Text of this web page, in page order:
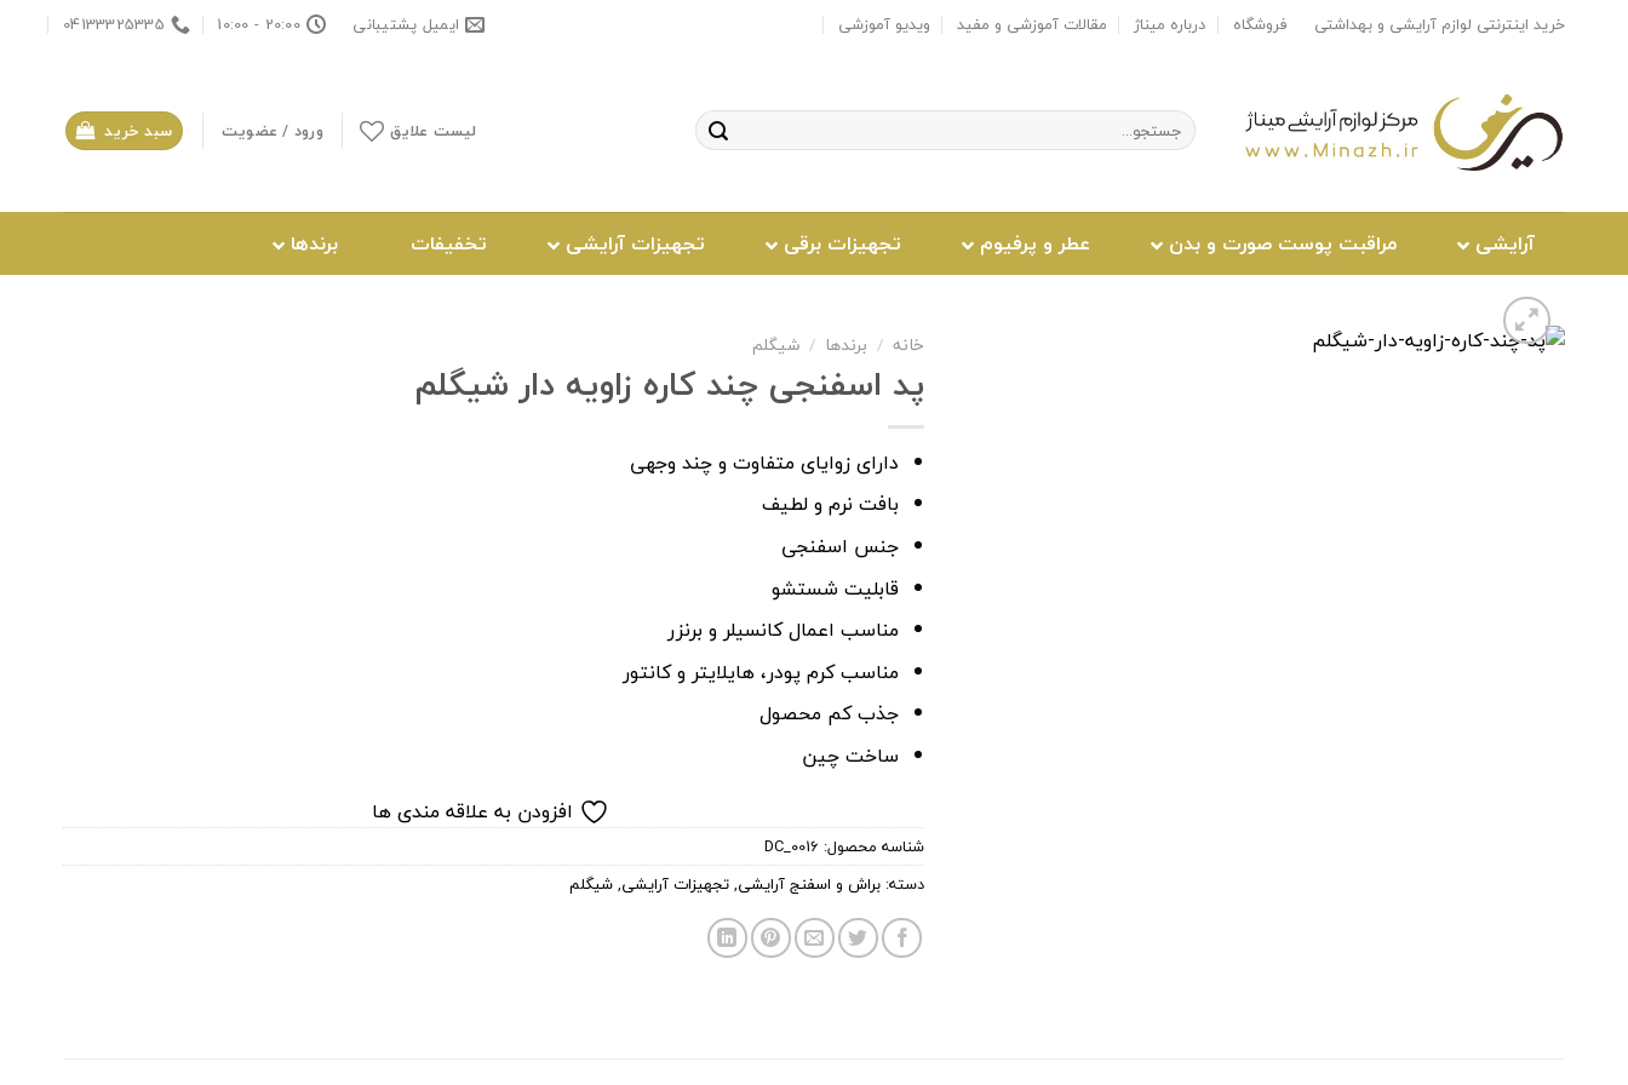
خرید اینترنتی لوازم آرایشی و بهداشتی فروشگاه درباره میناژ مقالات آموزشی و مفید ویدیو آموزشی ایمیل پشتیبانی 20:00 - 10:00
04133325335
جستجو
برای:
لیست علایق ورود / عضویت سبد خرید
آرایشی مراقبت پوست صورت و بدن عطر و پرفیوم تجهیزات برقی تجهیزات آرایشی تخفیفات برندها
خانه / برندها / شیگلم
پد اسفنجی چند کاره زاویه دار شیگلم
دارای زوایای متفاوت و چند وجهی
بافت نرم و لطیف
جنس اسفنجی
قابلیت شستشو
مناسب اعمال کانسیلر و برنزر
مناسب کرم پودر، هایلایتر و کانتور
جذب کم محصول
ساخت چین
افزودن به علاقه مندی ها
شناسه محصول: DC_0016
دسته:براش و اسفنج آرایشی,تجهیزات آرایشی,شیگلم